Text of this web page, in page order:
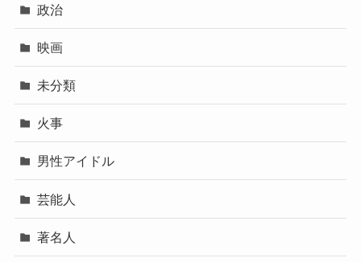
政治
映画
未分類
火事
男性アイドル
芸能人
著名人